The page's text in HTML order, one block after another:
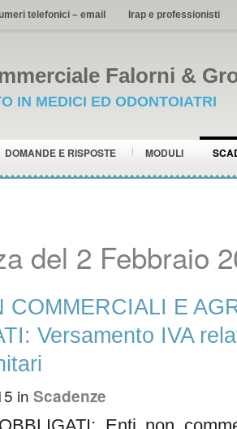
telefonici – email Irap e professionisti
Falorni &
IN MEDICI ED ODONTOIATRI
DOMANDE E RISPOSTE MODULI
del 2 Febbraio
COMMERCIALI E
Versamento IVA
in Scadenze